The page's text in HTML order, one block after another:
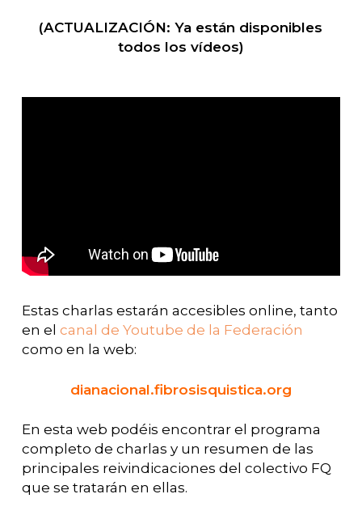
(ACTUALIZACIÓN: Ya están disponibles
todos los vídeos)
Estas charlas estarán accesibles online, tanto
en el canal de Youtube de la Federación
como en la web:
dianacional.fibrosisquistica.org
En esta web podéis encontrar el programa
completo de charlas y un resumen de las
principales reivindicaciones del colectivo FQ
que se tratarán en ellas.